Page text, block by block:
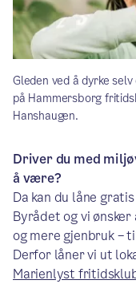
Gleden ved å dyrke
på Hammersborg
Hanshaugen.
Driver du med
å være?
Da kan du låne
Byrådet og vi
og mere gjenbruk –
Derfor låner vi ut
Marienlyst